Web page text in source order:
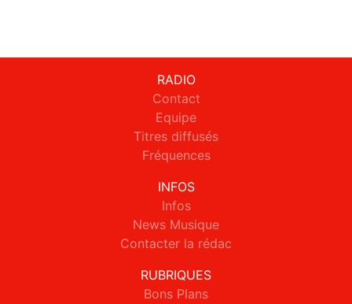
RADIO
Contact
Equipe
Titres diffusés
Fréquences
INFOS
Infos
News Musique
Contacter la rédac
RUBRIQUES
Bons Plans